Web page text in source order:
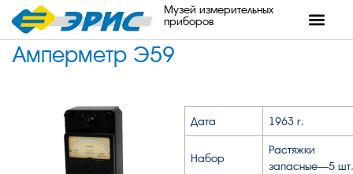
Музей измерительных
приборов
Амперметр Э59
Дата 1963 г.
Набор
Растяжки
запасные—5 шт.